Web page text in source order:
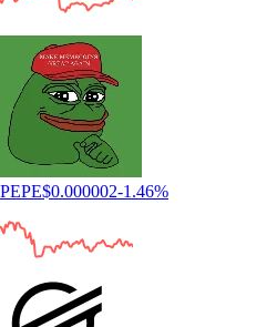
PEPE$0.000002-1.46%